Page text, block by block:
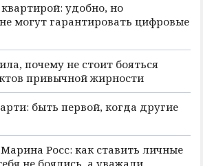
удобно, но
могут гарантировать цифровые
почему не стоит бояться
привычной жирности
быть первой, когда другие
Росс: как ставить личные
не боялись, а уважали